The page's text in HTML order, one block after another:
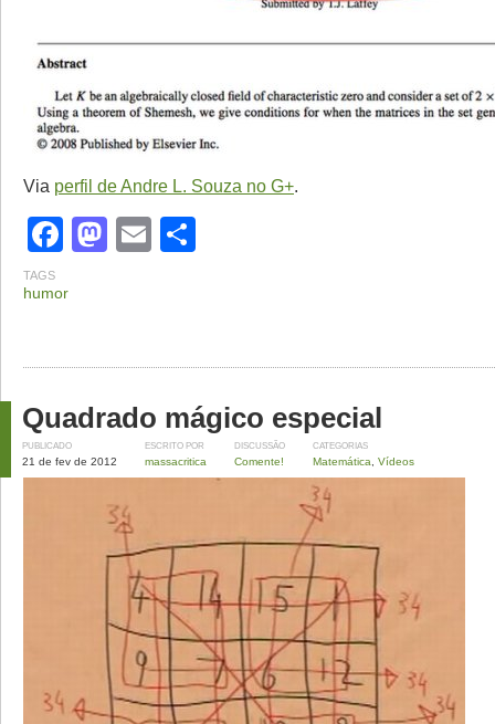
Via perfil de Andre L. Souza no G+.
Facebook
Mastodon
Email
TAGS
humor
Quadrado mágico especial
PUBLICADO
21 de fev de 2012
ESCRITO POR
massacritica
DISCUSSÃO
Comente!
CATEGORIAS
Matemática Vídeos